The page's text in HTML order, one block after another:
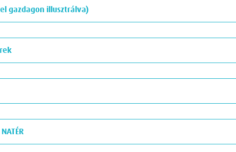
gazdagon illusztrálva)